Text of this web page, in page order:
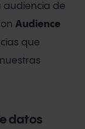
audiencia de
Audience
que
datos